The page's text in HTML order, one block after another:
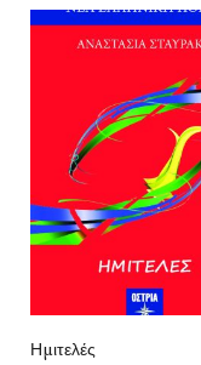
Ημιτελές